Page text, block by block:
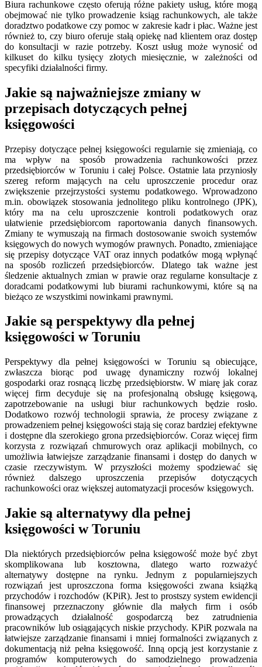
Biura rachunkowe często oferują różne pakiety usług, które mogą
obejmować nie tylko prowadzenie ksiąg rachunkowych, ale także
doradztwo podatkowe czy pomoc w zakresie kadr i płac. Ważne jest
również to, czy biuro oferuje stałą opiekę nad klientem oraz dostęp
do konsultacji w razie potrzeby. Koszt usług może wynosić od
kilkuset do kilku tysięcy złotych miesięcznie, w zależności od
specyfiki działalności firmy.
Jakie są najważniejsze zmiany w
przepisach dotyczących pełnej
księgowości
Przepisy dotyczące pełnej księgowości regularnie się zmieniają, co
ma wpływ na sposób prowadzenia rachunkowości przez
przedsiębiorców w Toruniu i całej Polsce. Ostatnie lata przyniosły
szereg reform mających na celu uproszczenie procedur oraz
zwiększenie przejrzystości systemu podatkowego. Wprowadzono
m.in. obowiązek stosowania jednolitego pliku kontrolnego (JPK),
który ma na celu uproszczenie kontroli podatkowych oraz
ułatwienie przedsiębiorcom raportowania danych finansowych.
Zmiany te wymuszają na firmach dostosowanie swoich systemów
księgowych do nowych wymogów prawnych. Ponadto, zmieniające
się przepisy dotyczące VAT oraz innych podatków mogą wpłynąć
na sposób rozliczeń przedsiębiorców. Dlatego tak ważne jest
śledzenie aktualnych zmian w prawie oraz regularne konsultacje z
doradcami podatkowymi lub biurami rachunkowymi, które są na
bieżąco ze wszystkimi nowinkami prawnymi.
Jakie są perspektywy dla pełnej
księgowości w Toruniu
Perspektywy dla pełnej księgowości w Toruniu są obiecujące,
zwłaszcza biorąc pod uwagę dynamiczny rozwój lokalnej
gospodarki oraz rosnącą liczbę przedsiębiorstw. W miarę jak coraz
więcej firm decyduje się na profesjonalną obsługę księgową,
zapotrzebowanie na usługi biur rachunkowych będzie rosło.
Dodatkowo rozwój technologii sprawia, że procesy związane z
prowadzeniem pełnej księgowości stają się coraz bardziej efektywne
i dostępne dla szerokiego grona przedsiębiorców. Coraz więcej firm
korzysta z rozwiązań chmurowych oraz aplikacji mobilnych, co
umożliwia łatwiejsze zarządzanie finansami i dostęp do danych w
czasie rzeczywistym. W przyszłości możemy spodziewać się
również dalszego uproszczenia przepisów dotyczących
rachunkowości oraz większej automatyzacji procesów księgowych.
Jakie są alternatywy dla pełnej
księgowości w Toruniu
Dla niektórych przedsiębiorców pełna księgowość może być zbyt
skomplikowana lub kosztowna, dlatego warto rozważyć
alternatywy dostępne na rynku. Jednym z popularniejszych
rozwiązań jest uproszczona forma księgowości zwana książką
przychodów i rozchodów (KPiR). Jest to prostszy system ewidencji
finansowej przeznaczony głównie dla małych firm i osób
prowadzących działalność gospodarczą bez zatrudnienia
pracowników lub osiągających niskie przychody. KPiR pozwala na
łatwiejsze zarządzanie finansami i mniej formalności związanych z
dokumentacją niż pełna księgowość. Inną opcją jest korzystanie z
programów komputerowych do samodzielnego prowadzenia